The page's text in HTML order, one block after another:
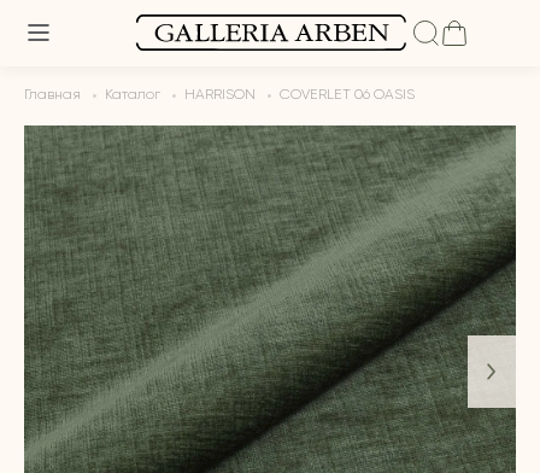
Главная Каталог HARRISON COVERLET 06 OASIS